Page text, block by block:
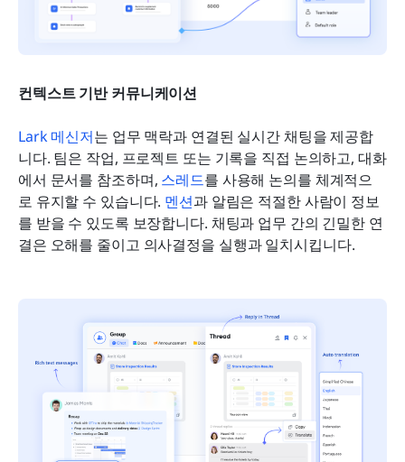
컨텍스트 기반 커뮤니케이션
Lark 메신저는 업무 맥락과 연결된 실시간 채팅을 제공합
니다. 팀은 작업, 프로젝트 또는 기록을 직접 논의하고, 대화
에서 문서를 참조하며, 스레드를 사용해 논의를 체계적으
로 유지할 수 있습니다. 멘션과 알림은 적절한 사람이 정보
를 받을 수 있도록 보장합니다. 채팅과 업무 간의 긴밀한 연
결은 오해를 줄이고 의사결정을 실행과 일치시킵니다.